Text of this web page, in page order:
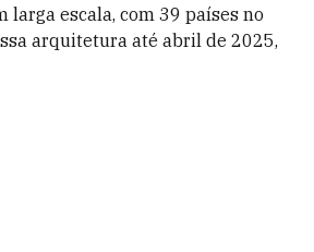
larga escala, com 39 países no
arquitetura até abril de 2025,